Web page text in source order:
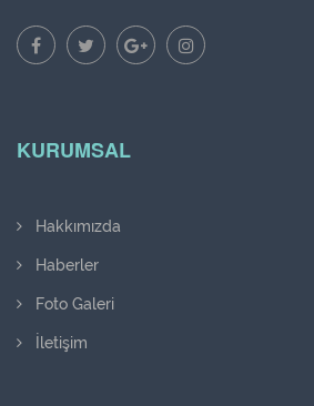
KURUMSAL
Hakkımızda
Haberler
Foto Galeri
İletişim